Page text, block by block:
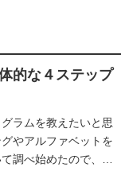
的な４ステップ
ラムを教えたいと思
やアルファベットを
調べ始めたので、そ